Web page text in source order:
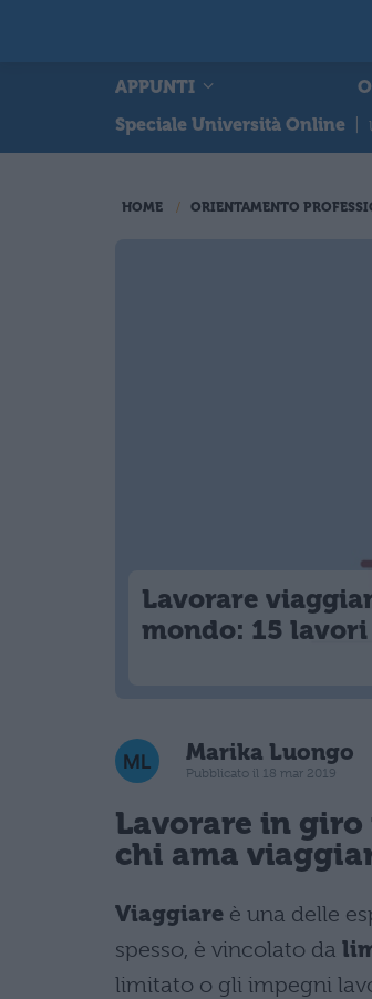
APPUNTI
Speciale Università Online
HOME ORIENTAMENTO
Lavorare
mondo: 15 lavori
Marika Luongo
Pubblicato il 18 mar 2019
Lavorare in
chi ama
Viaggiare è una delle
spesso, è vincolato da
limitato o gli impegni